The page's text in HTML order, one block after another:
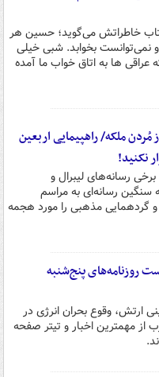
خاطراتش می‌گوید؛ حسین هر
بخوابد. شبی خیلی
ها به اتاق خواب ما آمده
ملکه/ راهپیمایی اربعین
نکنید!
رسانه‌های لیبرال و
سنگین رسانه‌ای به مراسم
گردهمایی مذهبی را مورد هجمه
پنج‌شنبه
ارتش، وقوع بحران انرژی در
از مهمترین اخبار و تیتر صفحه